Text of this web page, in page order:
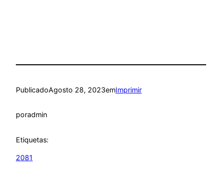
PublicadoAgosto 28, 2023emImprimir
poradmin
Etiquetas:
2081